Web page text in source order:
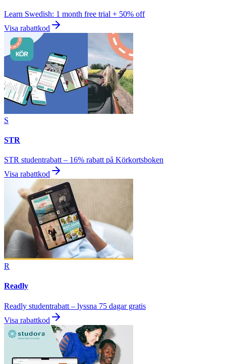
Learn Swedish: 1 month free trial + 50% off
Visa rabattkod
S
STR
STR studentrabatt – 16% rabatt på Körkortsboken
Visa rabattkod
R
Readly
Readly studentrabatt – lyssna 75 dagar gratis
Visa rabattkod